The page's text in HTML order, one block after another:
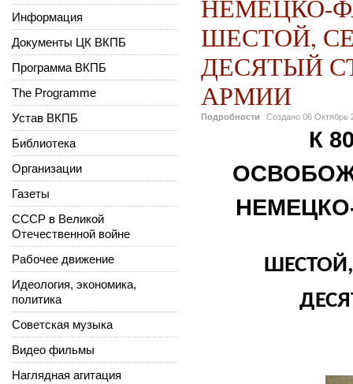
НЕМЕЦКО-
ШЕСТОЙ,
ДЕСЯТЫЙ
АРМИИ
Подробности Создано 06 Октябрь
К
Информация
Документы ЦК ВКПБ
Программа ВКПБ
The Programme
Устав ВКПБ
Библиотека
Организации
Газеты
СССР в Великой
Отечественной войне
Рабочее движение
Идеология, экономика,
политика
Советская музыка
Видео фильмы
Наглядная агитация